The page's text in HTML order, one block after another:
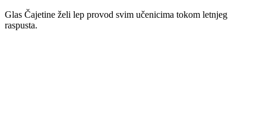
Glas Čajetine želi lep provod svim učenicima tokom letnjeg
raspusta.